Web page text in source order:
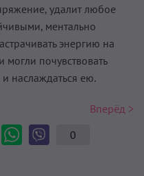
удалит любое
ментально
энергию на
почувствовать
наслаждаться ею.
Вперёд >
0